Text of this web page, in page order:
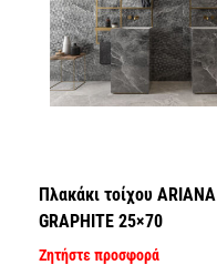
Πλακάκι τοίχου ARIANA
GRAPHITE 25×70
Ζητήστε προσφορά